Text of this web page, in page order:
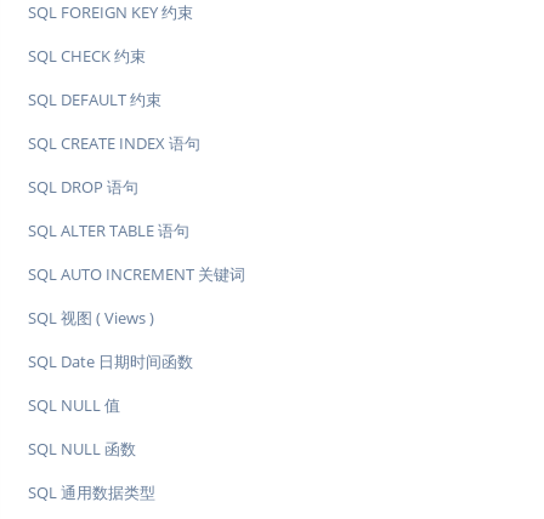
SQL FOREIGN KEY 约束
SQL CHECK 约束
SQL DEFAULT 约束
SQL CREATE INDEX 语句
SQL DROP 语句
SQL ALTER TABLE 语句
SQL AUTO INCREMENT 关键词
SQL 视图 ( Views )
SQL Date 日期时间函数
SQL NULL 值
SQL NULL 函数
SQL 通用数据类型